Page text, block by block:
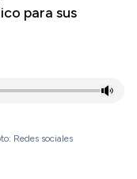
para sus
Redes sociales